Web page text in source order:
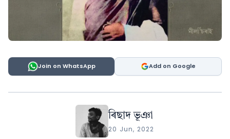
Join on WhatsApp Add on Google
ৰিছাদ ভূঞা
20 Jun, 2022